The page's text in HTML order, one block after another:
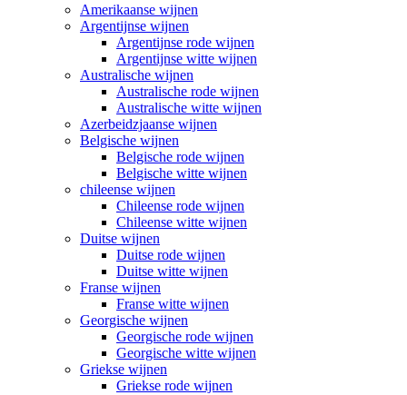
Amerikaanse wijnen
Argentijnse wijnen
Argentijnse rode wijnen
Argentijnse witte wijnen
Australische wijnen
Australische rode wijnen
Australische witte wijnen
Azerbeidzjaanse wijnen
Belgische wijnen
Belgische rode wijnen
Belgische witte wijnen
chileense wijnen
Chileense rode wijnen
Chileense witte wijnen
Duitse wijnen
Duitse rode wijnen
Duitse witte wijnen
Franse wijnen
Franse witte wijnen
Georgische wijnen
Georgische rode wijnen
Georgische witte wijnen
Griekse wijnen
Griekse rode wijnen